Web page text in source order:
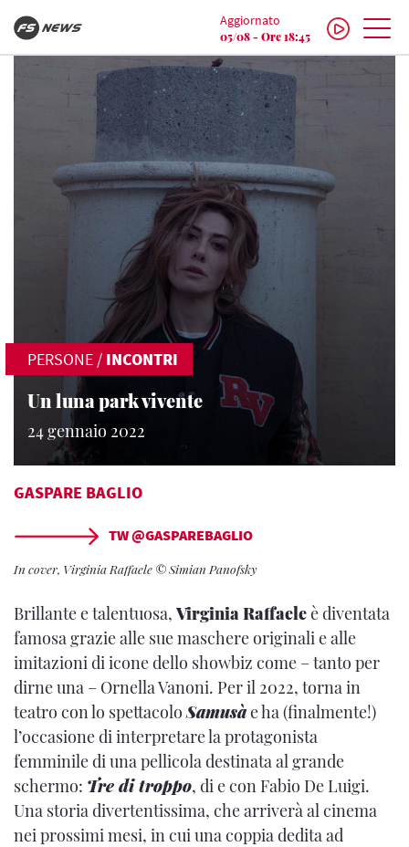
Aggiornato
05/08 - Ore 18:45
PERSONE / INCONTRI
Un luna park vivente
24 gennaio 2022
GASPARE BAGLIO
TW @GASPAREBAGLIO
In cover, Virginia Raffaele © Simian Panofsky
Brillante e talentuosa,Virginia Raffaeleè diventata
famosa grazie alle sue maschere originali e alle
imitazioni di icone dello showbiz come – tanto per
dirne una – Ornella Vanoni. Per il 2022, torna in
teatro con lo spettacoloSamusàe ha (finalmente!)
l’occasione di interpretare la protagonista
femminile di una pellicola destinata al grande
schermo: Tre di troppo, di e con Fabio De Luigi.
Una storia divertentissima, che arriverà al cinema
nei prossimi mesi, in cui una coppia dedita ad